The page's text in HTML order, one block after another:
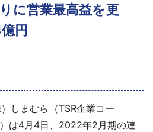
内
例
報
に営業最高益を更
円
しまむら（TSR企業コー
は4月4日、2022年2月期の連